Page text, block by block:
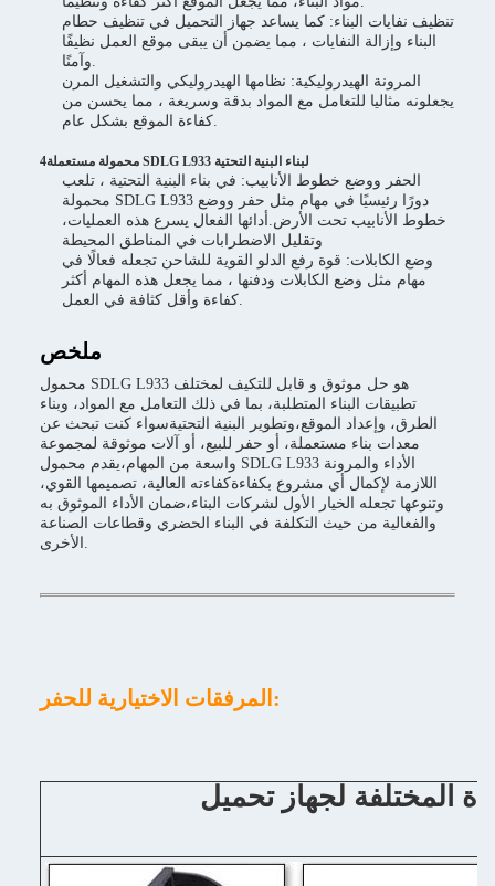
تنظيف نفايات البناء: كما يساعد جهاز التحميل في تنظيف حطام
البناء وإزالة النفايات ، مما يضمن أن يبقى موقع العمل نظيفًا
وآمنًا.
المرونة الهيدروليكية: نظامها الهيدروليكي والتشغيل المرن
يجعلونه مثاليا للتعامل مع المواد بدقة وسريعة ، مما يحسن من
كفاءة الموقع بشكل عام.
4محمولة مستعملة SDLG L933 لبناء البنية التحتية
الحفر ووضع خطوط الأنابيب: في بناء البنية التحتية ، تلعب
محمولة SDLG L933 دورًا رئيسيًا في مهام مثل حفر ووضع
خطوط الأنابيب تحت الأرض.أدائها الفعال يسرع هذه العمليات،
وتقليل الاضطرابات في المناطق المحيطة
وضع الكابلات: قوة رفع الدلو القوية للشاحن تجعله فعالًا في
مهام مثل وضع الكابلات ودفنها ، مما يجعل هذه المهام أكثر
كفاءة وأقل كثافة في العمل.
ملخص
محمول SDLG L933 هو حل موثوق و قابل للتكيف لمختلف
تطبيقات البناء المتطلبة، بما في ذلك التعامل مع المواد، وبناء
الطرق، وإعداد الموقع،وتطوير البنية التحتيةسواء كنت تبحث عن
معدات بناء مستعملة، أو حفر للبيع، أو آلات موثوقة لمجموعة
واسعة من المهام،يقدم محمول SDLG L933 الأداء والمرونة
اللازمة لإكمال أي مشروع بكفاءةكفاءته العالية، تصميمها القوي،
وتنوعها تجعله الخيار الأول لشركات البناء،ضمان الأداء الموثوق به
والفعالية من حيث التكلفة في البناء الحضري وقطاعات الصناعة
الأخرى.
المرفقات الاختيارية للحفر: